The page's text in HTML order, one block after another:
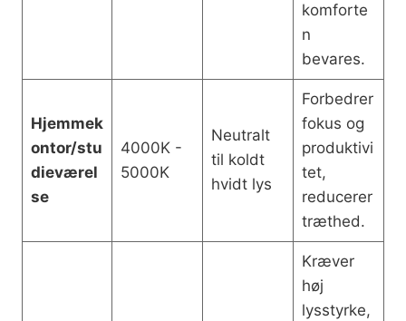
komforte
n
bevares.
Hjemmek
ontor/stu
dieværel
se
4000K -
5000K
Neutralt
til koldt
hvidt lys
Forbedrer
fokus og
produktivi
tet,
reducerer
træthed.
Kræver
høj
lysstyrke,